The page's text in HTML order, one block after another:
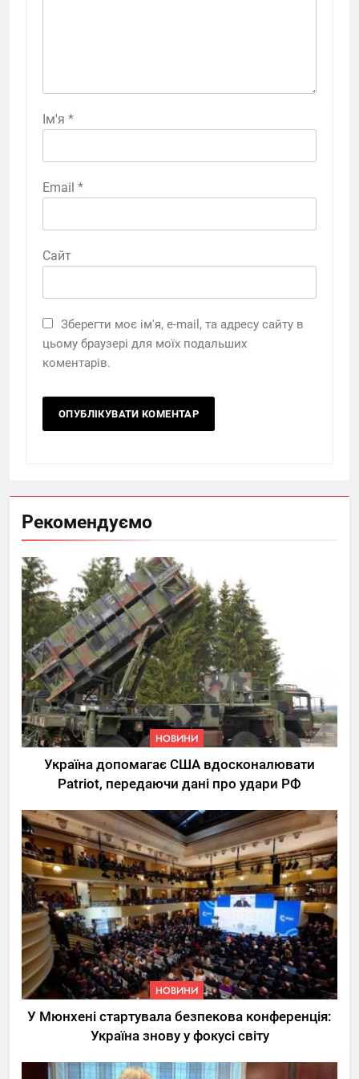
Ім'я *
Email *
Сайт
Зберегти моє ім'я, e-mail, та адресу сайту в
цьому браузері для моїх подальших
коментарів.
Рекомендуємо
НОВИНИ
Україна допомагає США вдосконалювати
Patriot, передаючи дані про удари РФ
НОВИНИ
У Мюнхені стартувала безпекова конференція:
Україна знову у фокусі світу